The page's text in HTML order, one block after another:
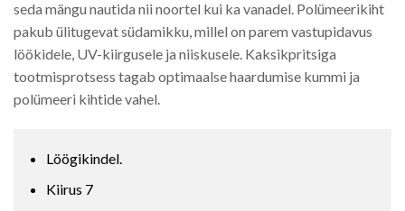
seda mängu nautida nii noortel kui ka vanadel. Polümeerikiht
pakub ülitugevat südamikku, millel on parem vastupidavus
löökidele, UV-kiirgusele ja niiskusele. Kaksikpritsiga
tootmisprotsess tagab optimaalse haardumise kummi ja
polümeeri kihtide vahel.
Löögikindel.
Kiirus 7